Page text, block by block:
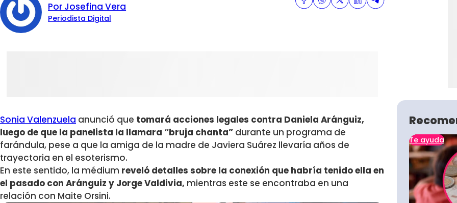
Por Josefina Vera
Periodista Digital
Sonia Valenzuela anunció que tomará acciones legales contra Daniela Aránguiz,
luego de que la panelista la llamara “bruja chanta” durante un programa de
farándula, pese a que la amiga de la madre de Javiera Suárez llevaría años de
trayectoria en el esoterismo.
En este sentido, la médium reveló detalles sobre la conexión que habría tenido ella en
el pasado con Aránguiz y Jorge Valdivia, mientras este se encontraba en una
relación con Maite Orsini.
Te ayuda